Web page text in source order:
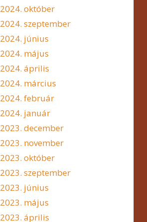
2024. október
2024. szeptember
2024. június
2024. május
2024. április
2024. március
2024. február
2024. január
2023. december
2023. november
2023. október
2023. szeptember
2023. június
2023. május
2023. április